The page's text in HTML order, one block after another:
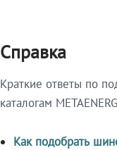
Справка
Краткие ответы по
каталогам
Как подобрать